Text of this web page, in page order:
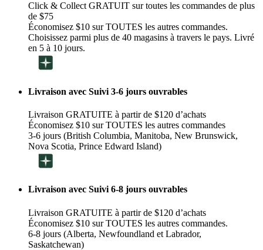
Click & Collect GRATUIT sur toutes les commandes de plus
de $75
Économisez $10 sur TOUTES les autres commandes.
Choisissez parmi plus de 40 magasins à travers le pays. Livré
en 5 à 10 jours.
Livraison avec Suivi 3-6 jours ouvrables
Livraison GRATUITE à partir de $120 d’achats
Économisez $10 sur TOUTES les autres commandes
3-6 jours (British Columbia, Manitoba, New Brunswick,
Nova Scotia, Prince Edward Island)
Livraison avec Suivi 6-8 jours ouvrables
Livraison GRATUITE à partir de $120 d’achats
Économisez $10 sur TOUTES les autres commandes.
6-8 jours (Alberta, Newfoundland et Labrador,
Saskatchewan)